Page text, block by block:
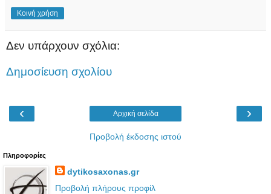
Κοινή χρήση
Δεν υπάρχουν σχόλια:
Δημοσίευση σχολίου
‹ ›
Αρχική σελίδα
Προβολή έκδοσης ιστού
Πληροφορίες
dytikosaxonas.gr
Προβολή πλήρους προφίλ